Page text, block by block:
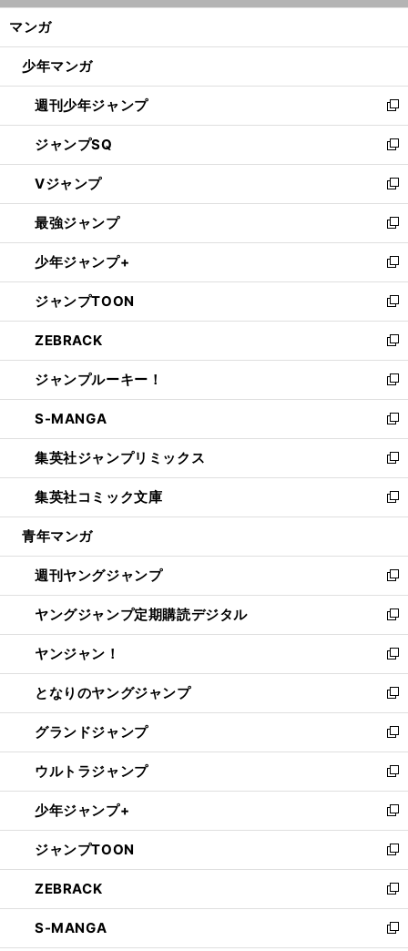
ン
ウ
開
く
マンガ
少年マンガ
週刊少年ジャンプ
新
し
い
ウ
ィ
ン
ド
ウ
で
開
く
ジャンプSQ
新
し
い
ウ
ィ
ン
ド
ウ
で
開
く
Vジャンプ
新
し
い
ウ
ィ
ン
ド
ウ
で
開
く
最強ジャンプ
新
し
い
ウ
ィ
ン
ド
ウ
で
開
く
少年ジャンプ+
新
し
い
ウ
ィ
ン
ド
ウ
で
開
く
ジャンプTOON
新
し
い
ウ
ィ
ン
ド
ウ
で
開
く
ZEBRACK
新
し
い
ウ
ィ
ン
ド
ウ
で
開
ジャンプルーキー！
新
し
い
ウ
ィ
ン
ド
ウ
開
く
S-MANGA
新
し
い
ウ
ィ
ン
ウ
で
開
く
集英社ジャンプリミックス
新
し
い
ウ
ン
ド
ウ
で
開
く
集英社コミック文庫
新
し
ウ
ィ
ン
ド
ウ
で
開
く
青年マンガ
週刊ヤングジャンプ
新
し
い
ウ
ィ
ン
ド
ウ
で
開
く
ヤングジャンプ定期購読デジタル
新
し
い
ウ
ィ
ン
ド
ウ
で
開
く
ヤンジャン！
新
し
い
ウ
ィ
ン
ド
ウ
で
開
く
となりのヤングジャンプ
新
し
い
ウ
ィ
ン
ド
ウ
で
開
く
グランドジャンプ
新
し
い
ウ
ィ
ン
ド
ウ
で
開
く
ウルトラジャンプ
新
し
い
ウ
ィ
ン
ド
ウ
で
開
少年ジャンプ+
新
し
い
ウ
ィ
ン
ド
ウ
ジャンプTOON
新
し
い
ウ
ィ
ZEBRACK
新
し
い
S-MANGA
新